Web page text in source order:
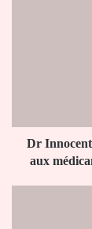
son
accèsDr
aux